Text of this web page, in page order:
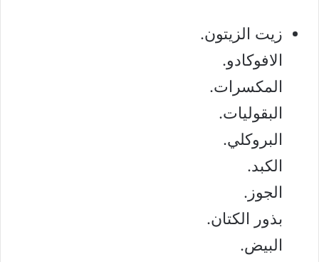
زيت الزيتون.
الافوكادو.
المكسرات.
البقوليات.
البروكلي.
الكبد.
الجوز.
بذور الكتان.
البيض.